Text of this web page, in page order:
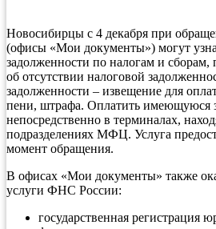
Новосибирцы с 4 декабря при
(офисы «Мои документы») могут
задолженности по налогам и сборам,
об отсутствии налоговой
задолженности – извещение для
пени, штрафа. Оплатить имеющуюся
непосредственно в терминалах,
подразделениях МФЦ. Услуга
момент обращения.
В офисах «Мои документы» также
услуги ФНС России:
государственная регистрация